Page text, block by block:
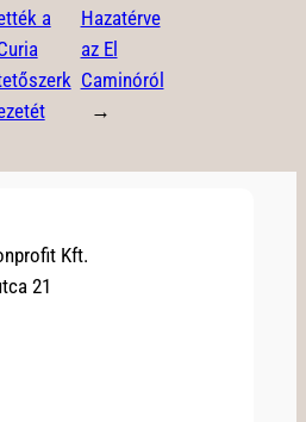
a
Hazatérve
az El
Caminóról
→
Kft.
21